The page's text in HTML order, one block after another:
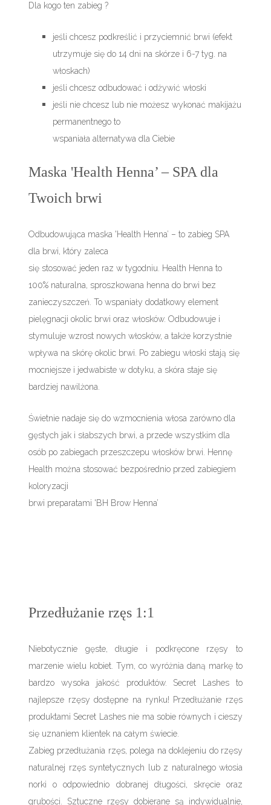
Dla kogo ten zabieg ?
jeśli chcesz podkreślić i przyciemnić brwi (efekt
utrzymuje się do 14 dni na skórze i 6-7 tyg. na
włoskach)
jeśli chcesz odbudować i odżywić włoski
jeśli nie chcesz lub nie możesz wykonać makijażu
permanentnego to
wspaniała alternatywa dla Ciebie
Maska 'Health Henna’ – SPA dla
Twoich brwi
Odbudowująca maska 'Health Henna’ – to zabieg SPA
dla brwi, który zaleca
się stosować jeden raz w tygodniu. Health Henna to
100% naturalna, sproszkowana henna do brwi bez
zanieczyszczeń. To wspaniały dodatkowy element
pielęgnacji okolic brwi oraz włosków. Odbudowuje i
stymuluje wzrost nowych włosków, a także korzystnie
wpływa na skórę okolic brwi. Po zabiegu włoski stają się
mocniejsze i jedwabiste w dotyku, a skóra staje się
bardziej nawilżona.
Świetnie nadaje się do wzmocnienia włosa zarówno dla
gęstych jak i słabszych brwi, a przede wszystkim dla
osób po zabiegach przeszczepu włosków brwi. Hennę
Health można stosować bezpośrednio przed zabiegiem
koloryzacji
brwi preparatami 'BH Brow Henna’
Przedłużanie rzęs 1:1
Niebotycznie gęste, długie i podkręcone rzęsy to
marzenie wielu kobiet. Tym, co wyróżnia daną markę to
bardzo wysoka jakość produktów. Secret Lashes to
najlepsze rzęsy dostępne na rynku! Przedłużanie rzęs
produktami Secret Lashes nie ma sobie równych i cieszy
się uznaniem klientek na całym świecie.
Zabieg przedłużania rzęs, polega na doklejeniu do rzęsy
naturalnej rzęs syntetycznych lub z naturalnego włosia
norki o odpowiednio dobranej długości, skręcie oraz
grubości. Sztuczne rzęsy dobierane są indywidualnie,